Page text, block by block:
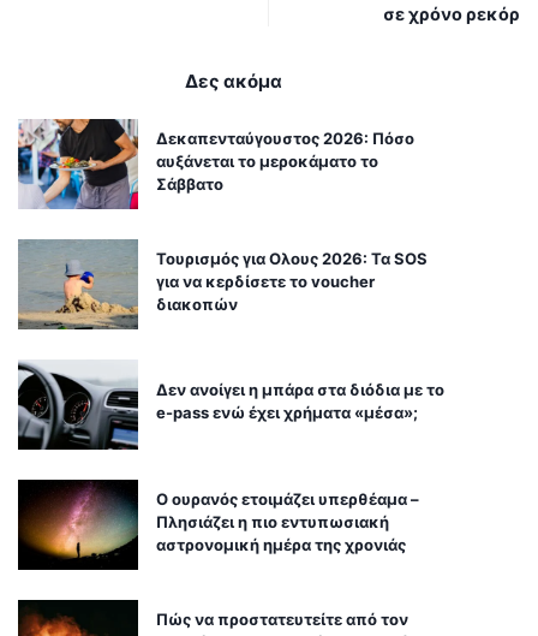
σε χρόνο ρεκόρ
Δες ακόμα
Δεκαπενταύγουστος 2026: Πόσο
αυξάνεται το μεροκάματο το
Σάββατο
Τουρισμός για Ολους 2026: Τα SOS
για να κερδίσετε το voucher
διακοπών
Δεν ανοίγει η μπάρα στα διόδια με το
e-pass ενώ έχει χρήματα «μέσα»;
Ο ουρανός ετοιμάζει υπερθέαμα –
Πλησιάζει η πιο εντυπωσιακή
αστρονομική ημέρα της χρονιάς
Πώς να προστατευτείτε από τον